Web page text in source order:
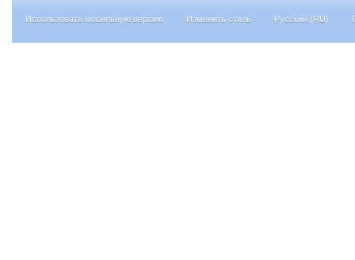
Использовать мобильную версию Изменить стиль Русский (RU)